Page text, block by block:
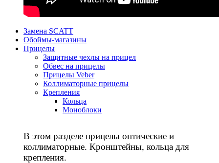
Замена SCATT
Обоймы-магазины
Прицелы
Защитные чехлы на прицел
Обвес на прицелы
Прицелы Veber
Коллиматорные прицелы
Крепления
Кольца
Моноблоки
В этом разделе прицелы оптические и
коллиматорные. Кронштейны, кольца для
крепления.